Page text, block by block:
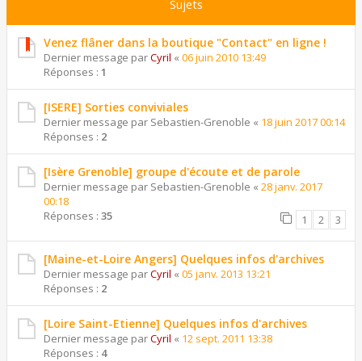
Sujets
Venez flâner dans la boutique "Contact" en ligne !
Dernier message parCyril « 06 juin 2010 13:49
Réponses : 1
[ISERE] Sorties conviviales
Dernier message par Sebastien-Grenoble « 18 juin 2017 00:14
Réponses : 2
[Isère Grenoble] groupe d'écoute et de parole
Dernier message par Sebastien-Grenoble « 28 janv. 2017
00:18
Réponses : 35 1 2 3
[Maine-et-Loire Angers] Quelques infos d'archives
Dernier message parCyril « 05 janv. 2013 13:21
Réponses : 2
[Loire Saint-Etienne] Quelques infos d'archives
Dernier message parCyril « 12 sept. 2011 13:38
Réponses : 4